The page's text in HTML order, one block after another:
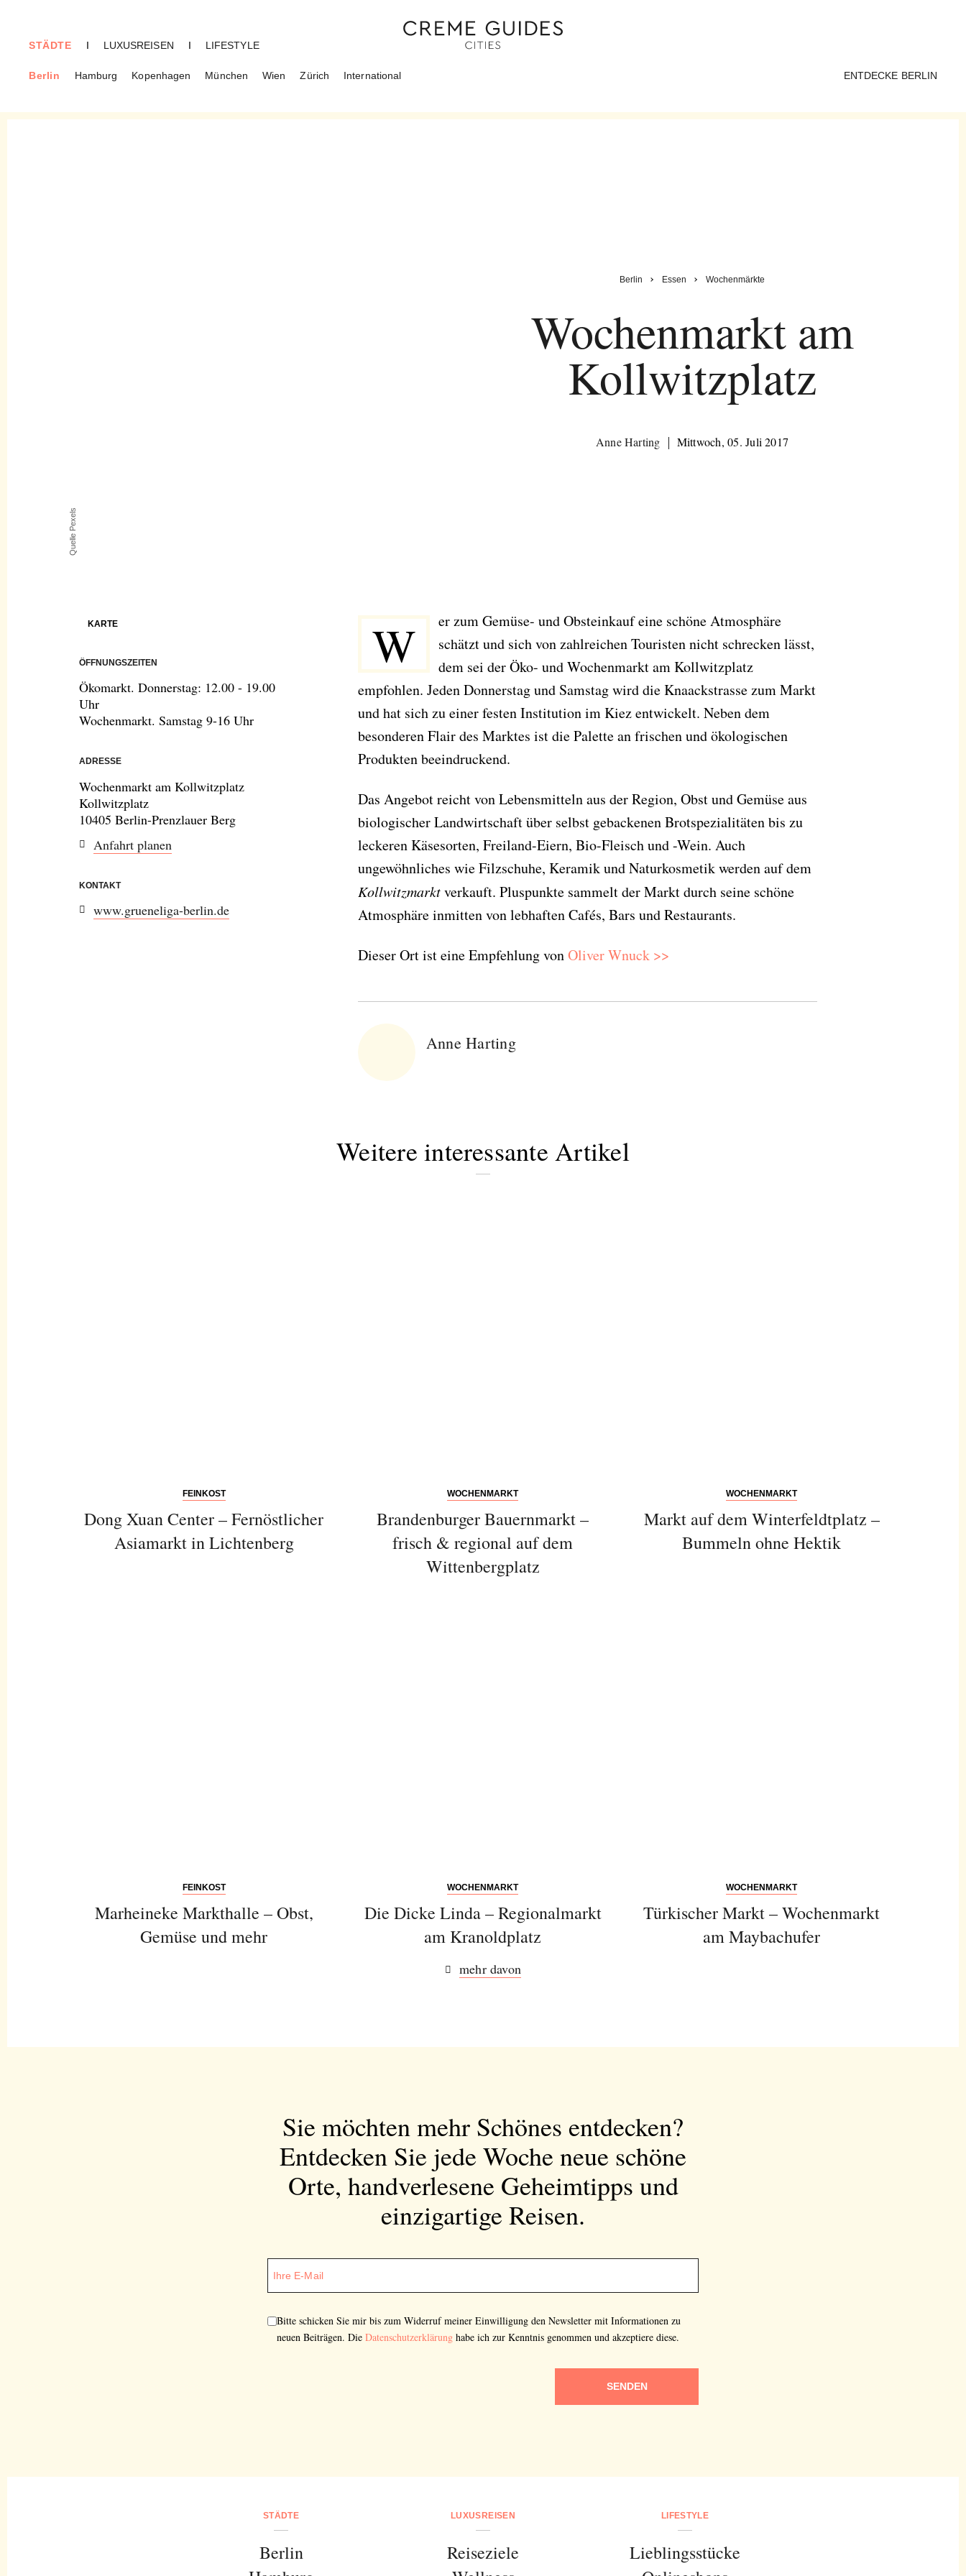
STÄDTE
Berlin Hamburg Kopenhagen München Wien Zürich International
I LUXUSREISEN I LIFESTYLE
ENTDECKE BERLIN
Berlin Essen Wochenmärkte
Wochenmarkt am
Kollwitzplatz
Anne Harting Mittwoch, 05. Juli 2017
Quelle Pexels
KARTE
ÖFFNUNGSZEITEN
Ökomarkt. Donnerstag: 12.00 - 19.00
Uhr
Wochenmarkt. Samstag 9-16 Uhr
ADRESSE
Wochenmarkt am Kollwitzplatz
Kollwitzplatz
10405 Berlin-Prenzlauer Berg
Anfahrt planen
KONTAKT
www.grueneliga-berlin.de
W
er zum Gemüse- und Obsteinkauf eine schöne Atmosphäre
schätzt und sich von zahlreichen Touristen nicht schrecken lässt,
dem sei der Öko- und Wochenmarkt am Kollwitzplatz
empfohlen. Jeden Donnerstag und Samstag wird die Knaackstrasse zum Markt
und hat sich zu einer festen Institution im Kiez entwickelt. Neben dem
besonderen Flair des Marktes ist die Palette an frischen und ökologischen
Produkten beeindruckend.
Das Angebot reicht von Lebensmitteln aus der Region, Obst und Gemüse aus
biologischer Landwirtschaft über selbst gebackenen Brotspezialitäten bis zu
leckeren Käsesorten, Freiland-Eiern, Bio-Fleisch und -Wein. Auch
ungewöhnliches wie Filzschuhe, Keramik und Naturkosmetik werden auf dem
Kollwitzmarktverkauft. Pluspunkte sammelt der Markt durch seine schöne
Atmosphäre inmitten von lebhaften Cafés, Bars und Restaurants.
Dieser Ort ist eine Empfehlung vonOliver Wnuck >>
Anne Harting
Weitere interessante Artikel
FEINKOST
Dong Xuan Center – Fernöstlicher
Asiamarkt in Lichtenberg
WOCHENMARKT
Brandenburger Bauernmarkt –
frisch & regional auf dem
Wittenbergplatz
WOCHENMARKT
Markt auf dem Winterfeldtplatz –
Bummeln ohne Hektik
FEINKOST
Marheineke Markthalle – Obst,
Gemüse und mehr
WOCHENMARKT
Die Dicke Linda – Regionalmarkt
am Kranoldplatz
WOCHENMARKT
Türkischer Markt – Wochenmarkt
am Maybachufer
mehr davon
Sie möchten mehr Schönes entdecken?
Entdecken Sie jede Woche neue schöne
Orte, handverlesene Geheimtipps und
einzigartige Reisen.
Bitte schicken Sie mir bis zum Widerruf meiner Einwilligung den Newsletter mit Informationen zu
neuen Beiträgen. Die Datenschutzerklärung habe ich zur Kenntnis genommen und akzeptiere diese.
SENDEN
STÄDTE
Berlin
LUXUSREISEN
Reiseziele
LIFESTYLE
Lieblingsstücke
Entdecken Sie jede Woche neue schöne
Orte, handverlesene Geheimtipps und
einzigartige Reisen.